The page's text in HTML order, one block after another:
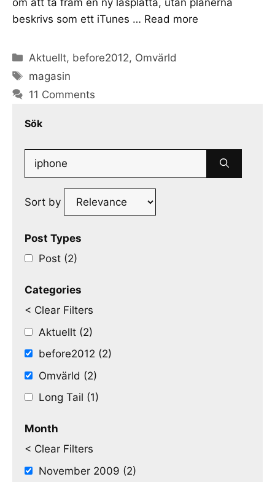
om att ta fram en ny läsplatta, utan planerna
beskrivs som ett iTunes … Read more
Categories
Aktuellt, before2012, Omvärld
Tags
magasin
11 Comments
Sök
Search
for:
Sort by
Post Types
Post (2)
Categories
< Clear Filters
Aktuellt (2)
before2012 (2)
Omvärld (2)
Long Tail (1)
Month
< Clear Filters
November 2009 (2)